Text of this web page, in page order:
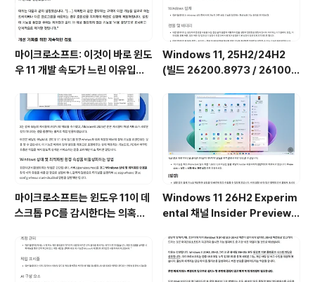
마이크로소프트: 이것이 바로 윈도
우 11 개발 속도가 느린 이유입니
Windows 11, 25H2/24H2
(빌드 26200.8973 / 26100.
버전 [한글/영문판]
마이크로소프트는 윈도우 11이 데
스크톱 PC를 감시한다는 의혹을
하는 일을 공개했습니다. (Wind
ows 11 상태 및 최적화된 환경 서
비스를 비활성화하는 방법)
Windows 11 26H2 Experim
ental 채널 Insider Preview
업데이트(KB5101682) 통합 []